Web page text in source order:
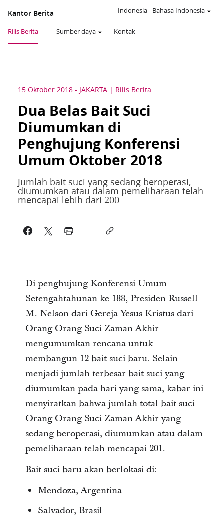
Kantor Berita
Rilis Berita Sumber daya Kontak
Indonesia- Bahasa Indonesia
15 Oktober 2018 - JAKARTA Rilis Berita
Dua Belas Bait Suci
Diumumkan di
Penghujung Konferensi
Umum Oktober 2018
Jumlah bait suci yang sedang beroperasi,
diumumkan atau dalam pemeliharaan telah
mencapai lebih dari 200
Di penghujung Konferensi Umum
Setengahtahunan ke-188, Presiden Russell
M. Nelson dari Gereja Yesus Kristus dari
Orang-Orang Suci Zaman Akhir
mengumumkan rencana untuk
membangun 12 bait suci baru. Selain
menjadi jumlah terbesar bait suci yang
diumumkan pada hari yang sama, kabar ini
menyiratkan bahwa jumlah total bait suci
Orang-Orang Suci Zaman Akhir yang
sedang beroperasi, diumumkan atau dalam
pemeliharaan telah mencapai 201.
Bait suci baru akan berlokasi di:
Mendoza, Argentina
Salvador, Brasil